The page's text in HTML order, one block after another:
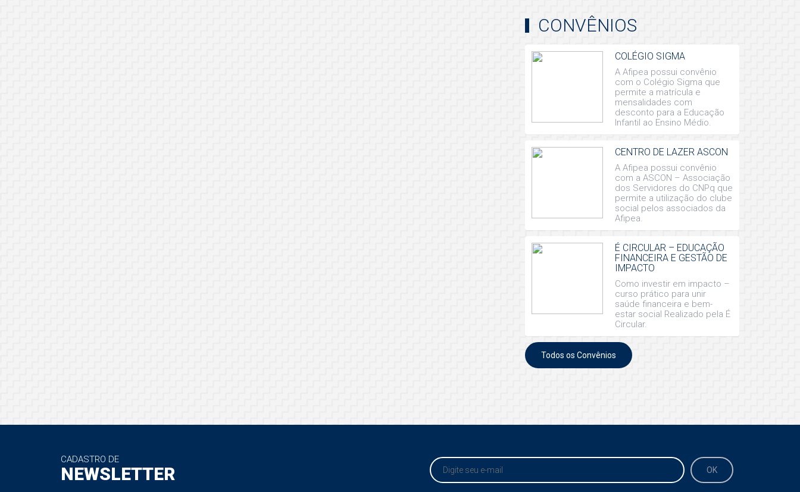
CONVÊNIOS
COLÉGIO SIGMA
A Afipea possui convênio
com o Colégio Sigma que
permite a matrícula e
mensalidades com
desconto para a Educação
Infantil ao Ensino Médio.
CENTRO DE LAZER ASCON
A Afipea possui convênio
com a ASCON – Associação
dos Servidores do CNPq que
permite a utilização do clube
social pelos associados da
Afipea.
É CIRCULAR – EDUCAÇÃO
FINANCEIRA E GESTÃO DE
IMPACTO
Como investir em impacto –
curso prático para unir
saúde financeira e bem-
estar social Realizado pela É
Circular.
Todos os Convênios
CADASTRO DE
NEWSLETTER